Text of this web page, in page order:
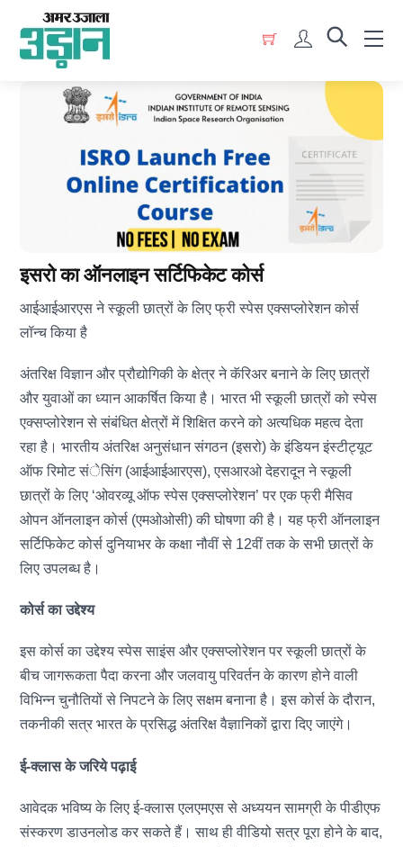
content
Account
Menu
इसरो का ऑनलाइन सर्टिफिकेट कोर्स
आईआईआरएस ने स्कूली छात्रों के लिए फ्री स्पेस एक्सप्लोरेशन कोर्स
लॉन्च किया है
अंतरिक्ष विज्ञान और प्रौद्योगिकी के क्षेत्र ने कॅरिअर बनाने के लिए छात्रों
और युवाओं का ध्यान आकर्षित किया है। भारत भी स्कूली छात्रों को स्पेस
एक्सप्लोरेशन से संबंधित क्षेत्रों में शिक्षित करने को अत्यधिक महत्व देता
रहा है। भारतीय अंतरिक्ष अनुसंधान संगठन (इसरो) के इंडियन इंस्टीट्यूट
ऑफ रिमोट संेसिंग (आईआईआरएस), एसआरओ देहरादून ने स्कूली
छात्रों के लिए ‘ओवरव्यू ऑफ स्पेस एक्सप्लोरेशन’ पर एक फ्री मैसिव
ओपन ऑनलाइन कोर्स (एमओओसी) की घोषणा की है। यह फ्री ऑनलाइन
सर्टिफिकेट कोर्स दुनियाभर के कक्षा नौवीं से 12वीं तक के सभी छात्रों के
लिए उपलब्ध है।
कोर्स का उद्देश्य
इस कोर्स का उद्देश्य स्पेस साइंस और एक्सप्लोरेशन पर स्कूली छात्रों के
बीच जागरूकता पैदा करना और जलवायु परिवर्तन के कारण होने वाली
विभिन्न चुनौतियों से निपटने के लिए सक्षम बनाना है। इस कोर्स के दौरान,
तकनीकी सत्र भारत के प्रसिद्ध अंतरिक्ष वैज्ञानिकों द्वारा दिए जाएंगे।
ई-क्लास के जरिये पढ़ाई
आवेदक भविष्य के लिए ई-क्लास एलएमएस से अध्ययन सामग्री के पीडीएफ
संस्करण डाउनलोड कर सकते हैं। साथ ही वीडियो सत्र पूरा होने के बाद,